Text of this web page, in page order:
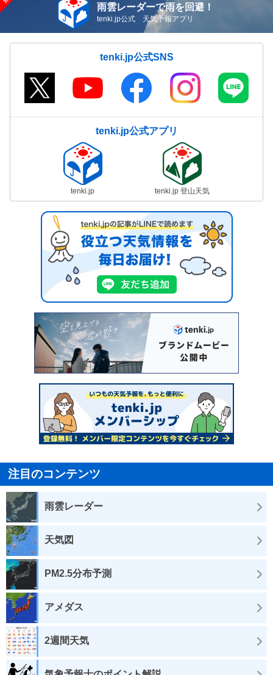
雨雲レーダーで雨を回避！
tenki.jp公式 天気予報アプリ
tenki.jp公式SNS
tenki.jp公式アプリ
tenki.jp tenki.jp 登山天気
注目のコンテンツ
雨雲レーダー
天気図
PM2.5分布予測
アメダス
2週間天気